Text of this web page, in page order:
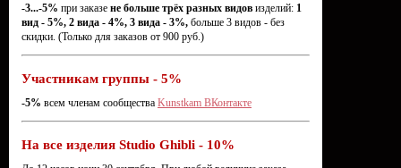
-3...-5% при заказе не больше трёх разных видов изделий: 1
вид - 5%, 2 вида - 4%, 3 вида - 3%, больше 3 видов - без
скидки. (Только для заказов от 900 руб.)
Участникам группы - 5%
-5% всем членам сообщества Kunstkam ВКонтакте
На все изделия Studio Ghibli - 10%